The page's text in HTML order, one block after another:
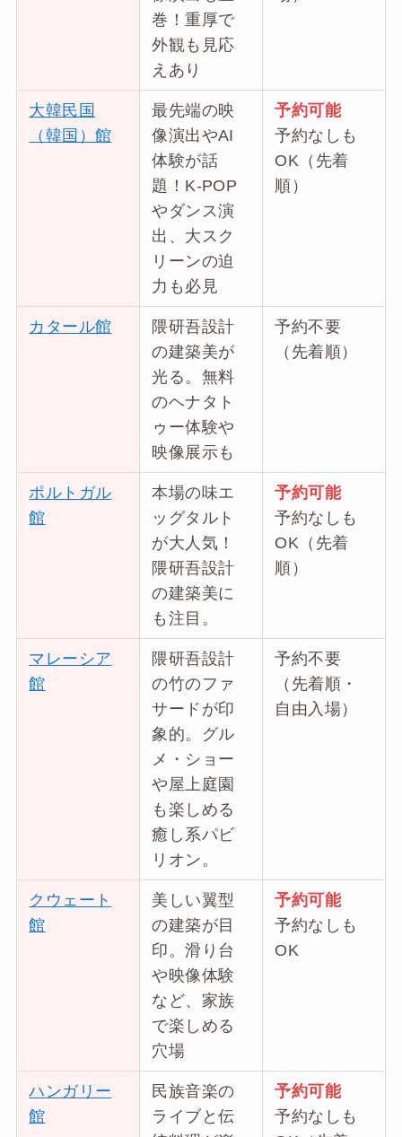
巻！重厚で
外観も見応
えあり
大韓民国
（韓国）館
最先端の映
像演出やAI
体験が話
題！K-POP
やダンス演
出、大スク
リーンの迫
力も必見
予約可能
予約なしも
OK（先着
順）
カタール館
隈研吾設計
の建築美が
光る。無料
のヘナタト
ゥー体験や
映像展示も
予約不要
（先着順）
ポルトガル
館
本場の味エ
ッグタルト
が大人気！
隈研吾設計
の建築美に
も注目。
予約可能
予約なしも
OK（先着
順）
マレーシア
館
隈研吾設計
の竹のファ
サードが印
象的。グル
メ・ショー
や屋上庭園
も楽しめる
癒し系パビ
リオン。
予約不要
（先着順・
自由入場）
クウェート
館
美しい翼型
の建築が目
印。滑り台
や映像体験
など、家族
で楽しめる
穴場
予約可能
予約なしも
OK
ハンガリー
館
民族音楽の
ライブと伝
予約可能
予約なしも